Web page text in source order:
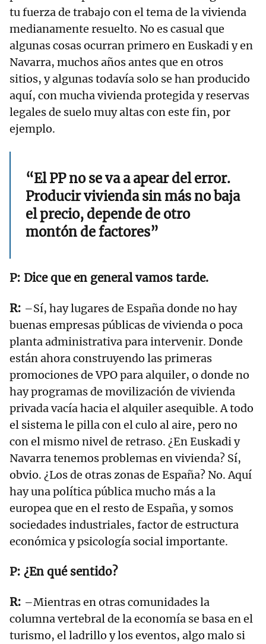
tu fuerza de trabajo con el tema de la vivienda
medianamente resuelto. No es casual que
algunas cosas ocurran primero en Euskadi y en
Navarra, muchos años antes que en otros
sitios, y algunas todavía solo se han producido
aquí, con mucha vivienda protegida y reservas
legales de suelo muy altas con este fin, por
ejemplo.
“El PP no se va a apear del error.
Producir vivienda sin más no baja
el precio, depende de otro
montón de factores”
Dice que en general vamos tarde.
–Sí, hay lugares de España donde no hay
buenas empresas públicas de vivienda o poca
planta administrativa para intervenir. Donde
están ahora construyendo las primeras
promociones de VPO para alquiler, o donde no
hay programas de movilización de vivienda
privada vacía hacia el alquiler asequible. A todo
el sistema le pilla con el culo al aire, pero no
con el mismo nivel de retraso. ¿En Euskadi y
Navarra tenemos problemas en vivienda? Sí,
obvio. ¿Los de otras zonas de España? No. Aquí
hay una política pública mucho más a la
europea que en el resto de España, y somos
sociedades industriales, factor de estructura
económica y psicología social importante.
¿En qué sentido?
–Mientras en otras comunidades la
columna vertebral de la economía se basa en el
turismo, el ladrillo y los eventos, algo malo si